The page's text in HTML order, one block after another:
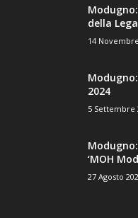
della
14
2024
5 Settembre
‘MOH
27 Agosto